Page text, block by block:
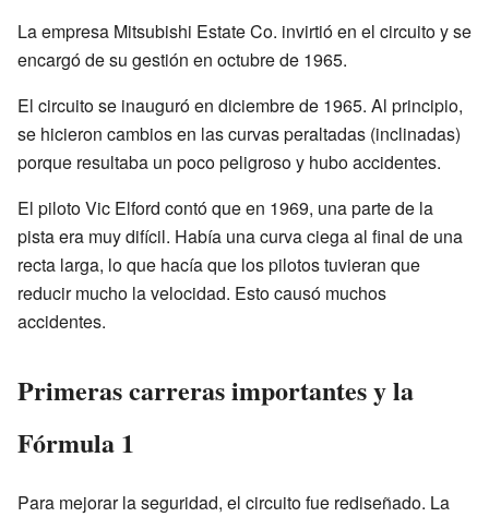
La empresa Mitsubishi Estate Co. invirtió en el circuito y se
encargó de su gestión en octubre de 1965.
El circuito se inauguró en diciembre de 1965. Al principio,
se hicieron cambios en las curvas peraltadas (inclinadas)
porque resultaba un poco peligroso y hubo accidentes.
El piloto Vic Elford contó que en 1969, una parte de la
pista era muy difícil. Había una curva ciega al final de una
recta larga, lo que hacía que los pilotos tuvieran que
reducir mucho la velocidad. Esto causó muchos
accidentes.
Primeras carreras importantes y la
Fórmula 1
Para mejorar la seguridad, el circuito fue rediseñado. La